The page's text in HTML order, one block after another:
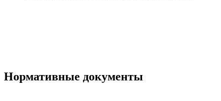
Нормативные документы